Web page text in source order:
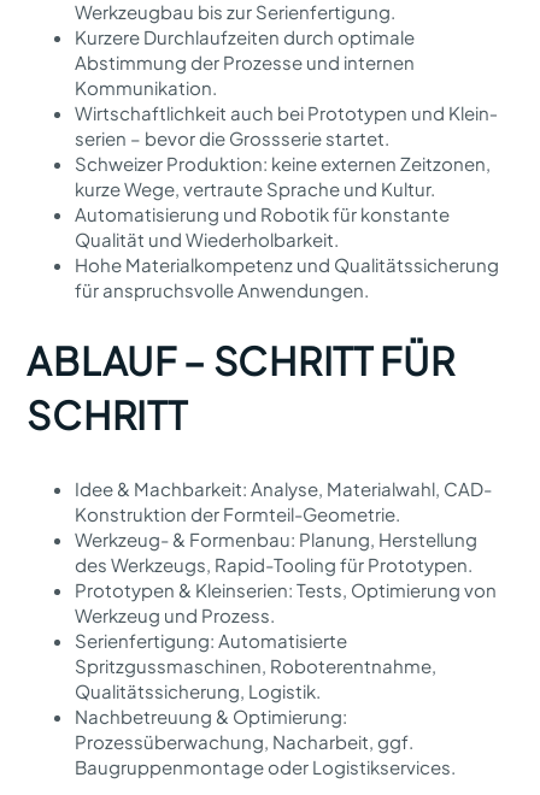
Werkzeugbau bis zur Serien­fertigung.
Kurzere Durchlauf­zeiten durch optimale
Abstimmung der Prozesse und internen
Kommunikation.
Wirtschaftlichkeit auch bei Prototypen und Klein­
serien – bevor die Gross­serie startet.
Schweizer Produktion: keine externen Zeitzonen,
kurze Wege, vertraute Sprache und Kultur.
Automatisierung und Robotik für konstante
Qualität und Wiederhol­barkeit.
Hohe Material­kompetenz und Qualitätssicherung
für anspruchsvolle Anwendungen.
ABLAUF – SCHRITT FÜR
SCHRITT
Idee & Machbarkeit: Analyse, Materialwahl, CAD-
Konstruktion der Formteil-Geometrie.
Werkzeug- & Formenbau: Planung, Herstellung
des Werkzeugs, Rapid-Tooling für Prototypen.
Prototypen & Kleinserien: Tests, Optimierung von
Werkzeug und Prozess.
Serienfertigung: Automatisierte
Spritzgussmaschinen, Roboterentnahme,
Qualitätssicherung, Logistik.
Nach­betreuung & Optimierung:
Prozessüberwachung, Nacharbeit, ggf.
Baugruppen­montage oder Logistikservices.